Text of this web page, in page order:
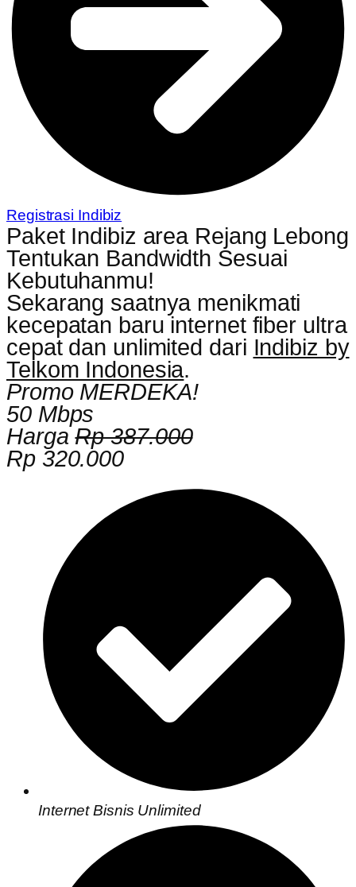
Registrasi Indibiz
Paket Indibiz area Rejang Lebong
Tentukan Bandwidth Sesuai
Kebutuhanmu!
Sekarang saatnya menikmati
kecepatan baru internet fiber ultra
cepat dan unlimited dari Indibiz by
Telkom Indonesia.
Promo MERDEKA!
50 Mbps
HargaRp 387.000
Rp 320.000
Internet Bisnis Unlimited